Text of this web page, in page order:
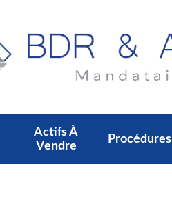
Actifs À
Vendre
Procédures